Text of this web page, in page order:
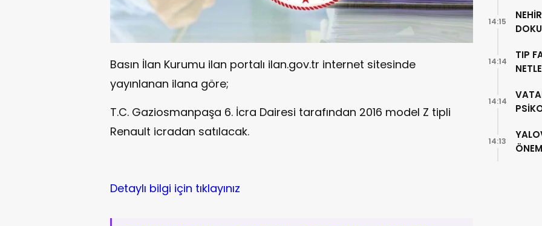
Basın İlan Kurumu ilan portalı ilan.gov.tr internet sitesinde
yayınlanan ilana göre;
T.C. Gaziosmanpaşa 6. İcra Dairesi tarafından 2016 model Z tipli
Renault icradan satılacak.
Detaylı bilgi için tıklayınız
14:15
TIP
14:14
14:14
14:13